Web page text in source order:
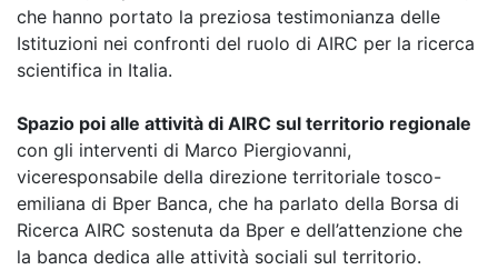
che hanno portato la preziosa testimonianza delle
Istituzioni nei confronti del ruolo di AIRC per la ricerca
scientifica in Italia.
Spazio poi alle attività di AIRC sul territorio regionale
con gli interventi di Marco Piergiovanni,
viceresponsabile della direzione territoriale tosco-
emiliana di Bper Banca, che ha parlato della Borsa di
Ricerca AIRC sostenuta da Bper e dell’attenzione che
la banca dedica alle attività sociali sul territorio.